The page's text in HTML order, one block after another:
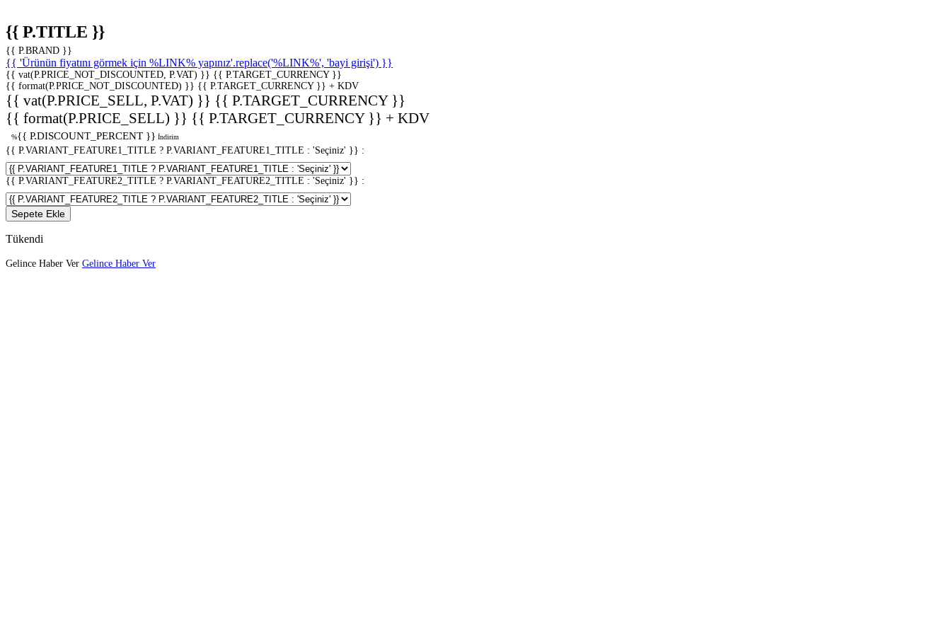
{{ P.TITLE }}
{{ P.BRAND }}
{{ 'Ürünün fiyatını görmek için %LINK% yapınız'.replace('%LINK%', 'bayi girişi') }}
{{ vat(P.PRICE_NOT_DISCOUNTED, P.VAT) }} {{ P.TARGET_CURRENCY }}
{{ format(P.PRICE_NOT_DISCOUNTED) }} {{ P.TARGET_CURRENCY }} + KDV
{{ vat(P.PRICE_SELL, P.VAT) }} {{ P.TARGET_CURRENCY }}
{{ format(P.PRICE_SELL) }} {{ P.TARGET_CURRENCY }} + KDV
%{{ P.DISCOUNT_PERCENT }} İndirim
{{ P.VARIANT_FEATURE1_TITLE ? P.VARIANT_FEATURE1_TITLE : 'Seçiniz' }} :
{{ P.VARIANT_FEATURE2_TITLE ? P.VARIANT_FEATURE2_TITLE : 'Seçiniz' }} :
Sepete Ekle
Tükendi
Gelince Haber Ver Gelince Haber Ver